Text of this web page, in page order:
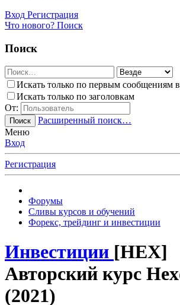
Вход Регистрация
Что нового? Поиск
Поиск
Искать только по первым сообщениям
Искать только по заголовкам
От:
Поиск
Расширенный поиск…
Меню
Вход
Регистрация
Форумы
Сливы курсов и обучений
Форекс, трейдинг и инвестиции
Инвестиции [HEX]
Авторский курс
(2021)